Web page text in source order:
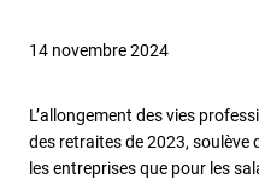
14 novembre 2024
L’allongement des vies
des retraites de 2023, soulève
les entreprises que pour les